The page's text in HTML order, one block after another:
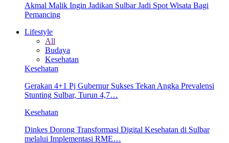
Akmal Malik Ingin Jadikan Sulbar Jadi Spot Wisata Bagi
Pemancing
Lifestyle
All
Budaya
Kesehatan
Kesehatan
Gerakan 4+1 Pj Gubernur Sukses Tekan Angka Prevalensi
Stunting Sulbar, Turun 4,7…
Kesehatan
Dinkes Dorong Transformasi Digital Kesehatan di Sulbar
melalui Implementasi RME…